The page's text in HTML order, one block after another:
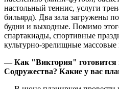
настольный теннис, услуги
бильярд). Два зала загружены
будни и выходные. Помимо
спартакиады, спортивные
культурно-зрелищные массовые
— Как "Виктория" готовится
Содружества? Какие у вас